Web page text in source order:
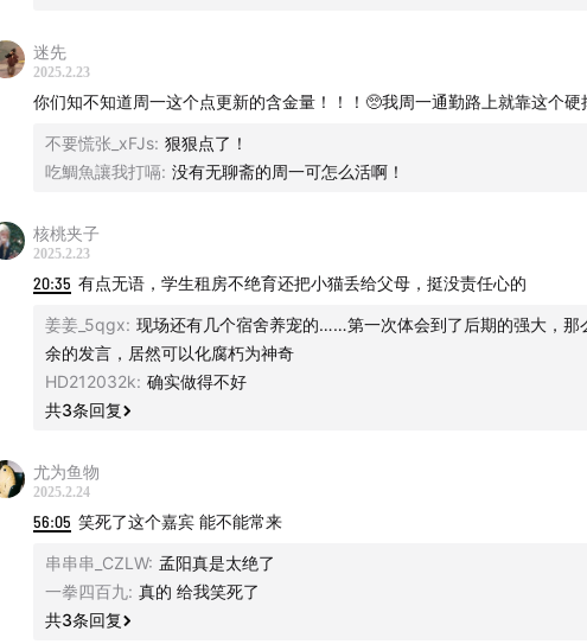
附上一张孟阳矿工照👇
【关于我们】
小红书：无聊斋
节目公众号：无聊斋、单立人喜剧
自荐成为嘉宾：无聊斋公众号回复“投稿”
蹲巡演：无聊斋公众号回复“巡演”
迷先
2025.2.23
你们知不知道周一这个点更新的含金量！！！🥺我周一通勤路上就靠这个硬
不要慌张_xFJs: 狠狠点了！
吃鯛魚讓我打嗝: 没有无聊斋的周一可怎么活啊！
核桃夹子
2025.2.23
20:35 有点无语，学生租房不绝育还把小猫丢给父母，挺没责任心的
姜姜_5qgx: 现场还有几个宿舍养宠的……第一次体会到了后期的强大，那
余的发言，居然可以化腐朽为神奇
HD212032k: 确实做得不好
共3条回复
尤为鱼物
2025.2.24
56:05 笑死了这个嘉宾 能不能常来
串串串_CZLW: 孟阳真是太绝了
一拳四百九: 真的 给我笑死了
共3条回复